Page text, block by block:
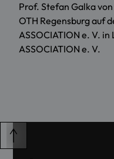
Prof. Stefan Galka
OTH Regensburg auf
ASSOCIATION e. V.
ASSOCIATION e. V.